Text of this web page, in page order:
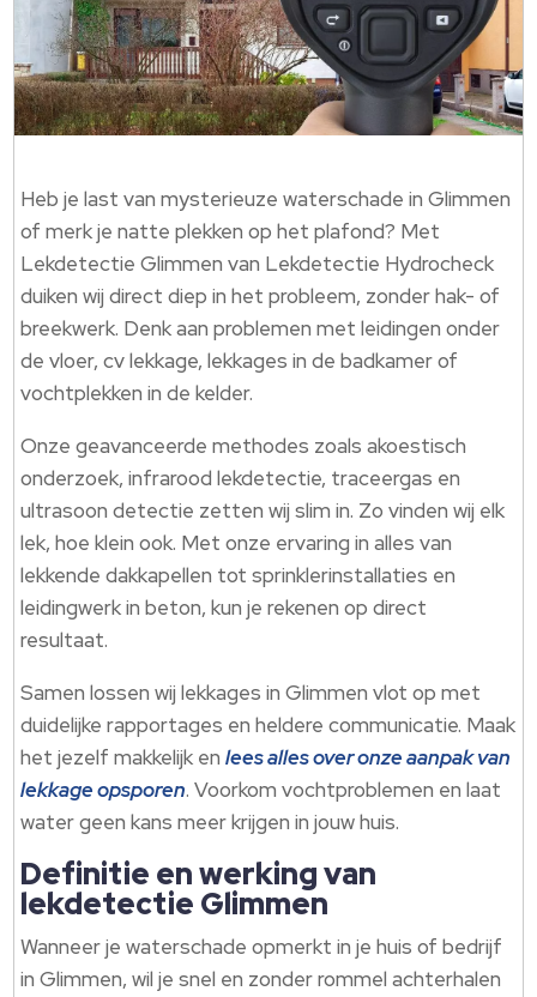
Heb je last van mysterieuze waterschade in Glimmen
of merk je natte plekken op het plafond? Met
Lekdetectie Glimmen van Lekdetectie Hydrocheck
duiken wij direct diep in het probleem, zonder hak- of
breekwerk. Denk aan problemen met leidingen onder
de vloer, cv lekkage, lekkages in de badkamer of
vochtplekken in de kelder.
Onze geavanceerde methodes zoals akoestisch
onderzoek, infrarood lekdetectie, traceergas en
ultrasoon detectie zetten wij slim in. Zo vinden wij elk
lek, hoe klein ook. Met onze ervaring in alles van
lekkende dakkapellen tot sprinklerinstallaties en
leidingwerk in beton, kun je rekenen op direct
resultaat.
Samen lossen wij lekkages in Glimmen vlot op met
duidelijke rapportages en heldere communicatie. Maak
het jezelf makkelijk enlees alles over onze aanpak van
lekkage opsporen. Voorkom vochtproblemen en laat
water geen kans meer krijgen in jouw huis.
Definitie en werking van
lekdetectie Glimmen
Wanneer je waterschade opmerkt in je huis of bedrijf
in Glimmen, wil je snel en zonder rommel achterhalen